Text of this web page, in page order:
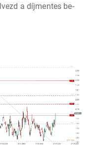
a díjmentes be-